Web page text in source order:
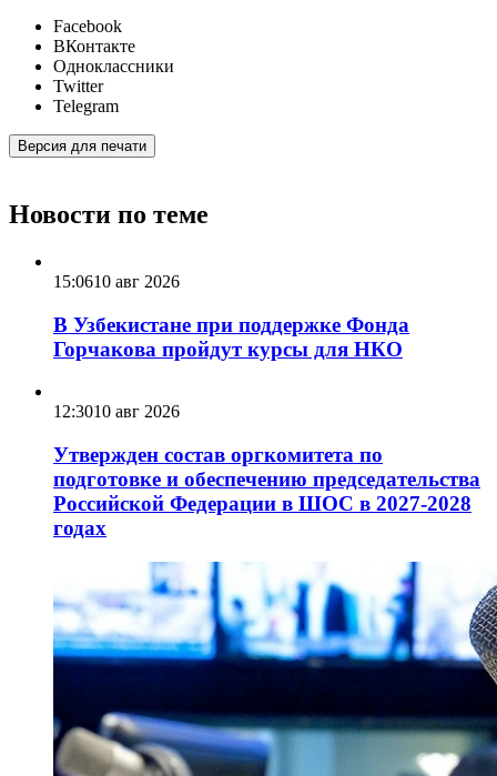
Facebook
ВКонтакте
Одноклассники
Twitter
Telegram
Версия для печати
Новости по теме
15:0610 авг 2026
В Узбекистане при поддержке Фонда
Горчакова пройдут курсы для НКО
12:3010 авг 2026
Утвержден состав оргкомитета по
подготовке и обеспечению председательства
Российской Федерации в ШОС в 2027-2028
годах